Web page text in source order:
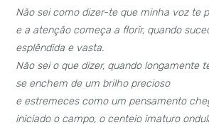
Não sei como dizer-te que minha voz te
e a atenção começa a florir, quando
esplêndida e vasta.
Não sei o que dizer, quando longamente
se enchem de um brilho precioso
e estremeces como um pensamento
iniciado o campo, o centeio imaturo